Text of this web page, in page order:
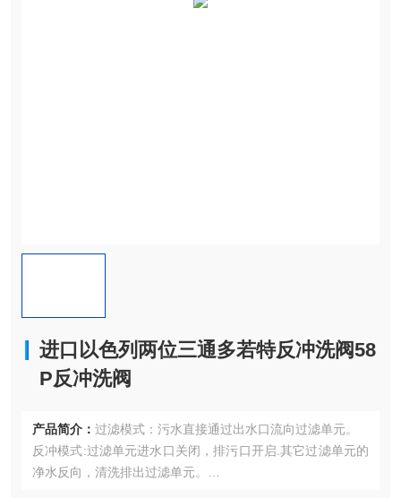
进口以色列两位三通多若特反冲洗阀58
P反冲洗阀
产品简介： 过滤模式：污水直接通过出水口流向过滤单元。
反冲模式:过滤单元进水口关闭，排污口开启.其它过滤单元的
净水反向，清洗排出过滤单元。